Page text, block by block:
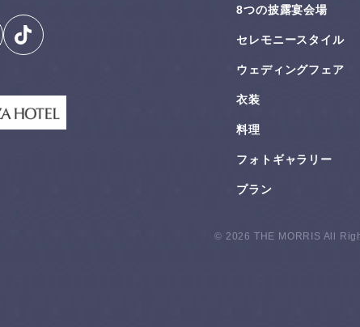
8つの披露宴会場
セレモニースタイル
ウェディングフェア
衣装
料理
フォトギャラリー
プラン
© 2026 THE MORRIS All